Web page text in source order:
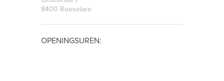
8400 Roeselare
OPENINGSUREN: